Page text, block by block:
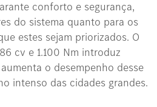
conforto e segurança,
do sistema quanto para os
estes sejam priorizados. O
cv e 1.100 Nm introduz
o desempenho desse
intenso das cidades grandes.